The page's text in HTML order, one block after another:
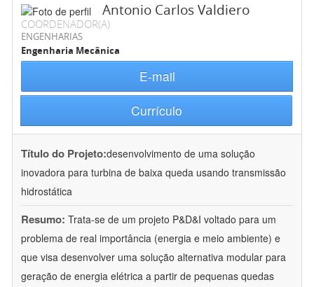
Antonio Carlos Valdiero
COORDENADOR(A)
ENGENHARIAS
Engenharia Mecânica
E-mail
Currículo
Título do Projeto:desenvolvimento de uma solução
inovadora para turbina de baixa queda usando transmissão
hidrostática
Resumo: Trata-se de um projeto P&D&I voltado para um
problema de real importância (energia e meio ambiente) e
que visa desenvolver uma solução alternativa modular para
geração de energia elétrica a partir de pequenas quedas